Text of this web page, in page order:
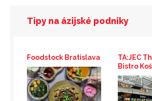
Tipy na ázijské podniky
Foodstock Bratislava
TA:JEC
Bistro